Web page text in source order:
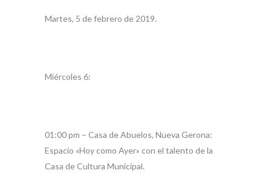
Martes, 5 de febrero de 2019.
Miércoles 6:
01:00 pm – Casa de Abuelos, Nueva Gerona:
Espacio «Hoy como Ayer» con el talento de la
Casa de Cultura Municipal.